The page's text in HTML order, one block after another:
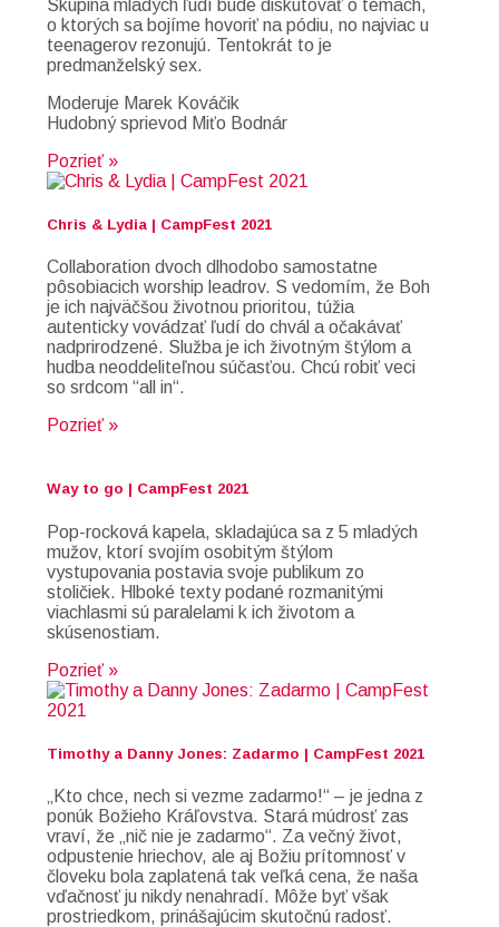
Skupina mladých ľudí bude diskutovať o témach,
o ktorých sa bojíme hovoriť na pódiu, no najviac u
teenagerov rezonujú. Tentokrát to je
predmanželský sex.
Moderuje Marek Kováčik
Hudobný sprievod Miťo Bodnár
Pozrieť »
Chris & Lydia | CampFest 2021
Collaboration dvoch dlhodobo samostatne
pôsobiacich worship leadrov. S vedomím, že Boh
je ich najväčšou životnou prioritou, túžia
autenticky vovádzať ľudí do chvál a očakávať
nadprirodzené. Služba je ich životným štýlom a
hudba neoddeliteľnou súčasťou. Chcú robiť veci
so srdcom “all in“.
Pozrieť »
Way to go | CampFest 2021
Pop-rocková kapela, skladajúca sa z 5 mladých
mužov, ktorí svojím osobitým štýlom
vystupovania postavia svoje publikum zo
stoličiek. Hlboké texty podané rozmanitými
viachlasmi sú paralelami k ich životom a
skúsenostiam.
Pozrieť »
Timothy a Danny Jones: Zadarmo | CampFest 2021
„Kto chce, nech si vezme zadarmo!“ – je jedna z
ponúk Božieho Kráľovstva. Stará múdrosť zas
vraví, že „nič nie je zadarmo“. Za večný život,
odpustenie hriechov, ale aj Božiu prítomnosť v
človeku bola zaplatená tak veľká cena, že naša
vďačnosť ju nikdy nenahradí. Môže byť však
prostriedkom, prinášajúcim skutočnú radosť.